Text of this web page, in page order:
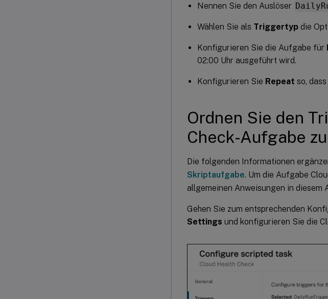
Nennen Sie den Auslöser
Wählen Sie als Triggertyp die
Konfigurieren Sie die Aufgabe für
02:00 Uhr ausgeführt wird.
Konfigurieren Sie Repeat so,
Ordnen Sie den
Check-Aufgabe zu
Die folgenden Informationen
Skriptaufgabe. Um die Aufgabe
allgemeinen Anweisungen in diesem
Gehen Sie zum entsprechenden
Settings und konfigurieren Sie die